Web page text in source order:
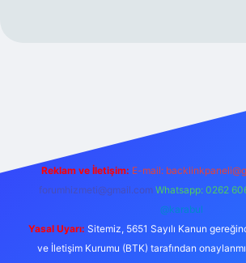
Reklam ve İletişim: E-mail:
forumhizmeti@gmail.com Whatsapp: 0262
@karabul
Yasal Uyarı: Sitemiz, 5651 Sayılı Kanun
ve İletişim Kurumu (BTK) tarafından